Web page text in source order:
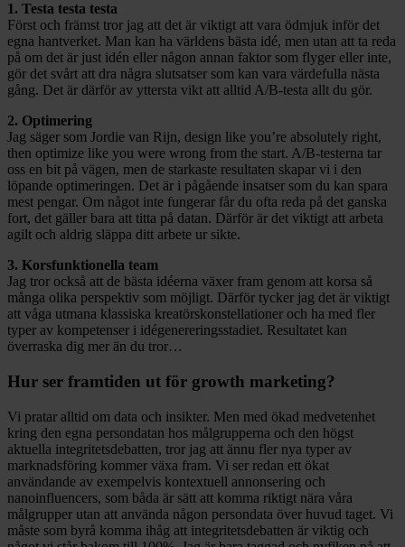
1. Testa testa testa
Först och främst tror jag att det är viktigt att vara ödmjuk inför det
egna hantverket. Man kan ha världens bästa idé, men utan att ta reda
på om det är just idén eller någon annan faktor som flyger eller inte,
gör det svårt att dra några slutsatser som kan vara värdefulla nästa
gång. Det är därför av yttersta vikt att alltid A/B-testa allt du gör.
2. Optimering
Jag säger som Jordie van Rijn, design like you’re absolutely right,
then optimize like you were wrong from the start. A/B-testerna tar
oss en bit på vägen, men de starkaste resultaten skapar vi i den
löpande optimeringen. Det är i pågående insatser som du kan spara
mest pengar. Om något inte fungerar får du ofta reda på det ganska
fort, det gäller bara att titta på datan. Därför är det viktigt att arbeta
agilt och aldrig släppa ditt arbete ur sikte.
3. Korsfunktionella team
Jag tror också att de bästa idéerna växer fram genom att korsa så
många olika perspektiv som möjligt. Därför tycker jag det är viktigt
att våga utmana klassiska kreatörskonstellationer och ha med fler
typer av kompetenser i idégenereringsstadiet. Resultatet kan
överraska dig mer än du tror…
Hur ser framtiden ut för growth marketing?
Vi pratar alltid om data och insikter. Men med ökad medvetenhet
kring den egna persondatan hos målgrupperna och den högst
aktuella integritetsdebatten, tror jag att ännu fler nya typer av
marknadsföring kommer växa fram. Vi ser redan ett ökat
användande av exempelvis kontextuell annonsering och
nanoinfluencers, som båda är sätt att komma riktigt nära våra
målgrupper utan att använda någon persondata över huvud taget. Vi
måste som byrå komma ihåg att integritetsdebatten är viktig och